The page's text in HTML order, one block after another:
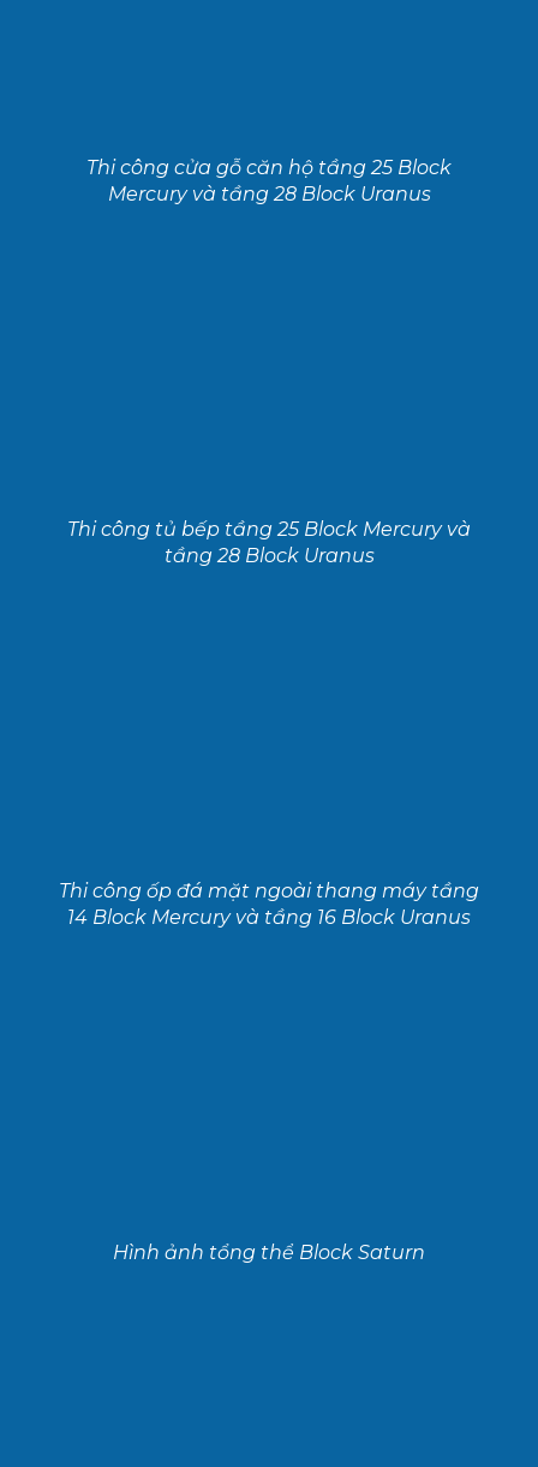
Thi công cửa gỗ căn hộ tầng 25 Block
Mercury và tầng 28 Block Uranus
Thi công tủ bếp tầng 25 Block Mercury và
tầng 28 Block Uranus
Thi công ốp đá mặt ngoài thang máy tầng
14 Block Mercury và tầng 16 Block Uranus
Hình ảnh tổng thể Block Saturn